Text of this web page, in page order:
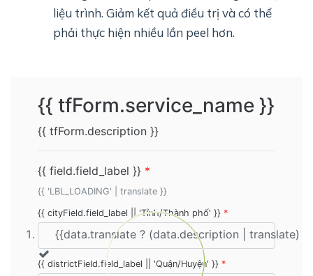
liệu trình. Giảm kết quả điều trị và có thể
phải thực hiện nhiều lần peel hơn.